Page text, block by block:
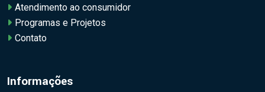
Atendimento ao consumidor
Programas e Projetos
Contato
Informações